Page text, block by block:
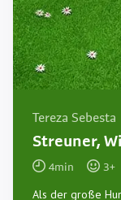
Tereza Sebesta
Streuner,
4min 3+
Als der große